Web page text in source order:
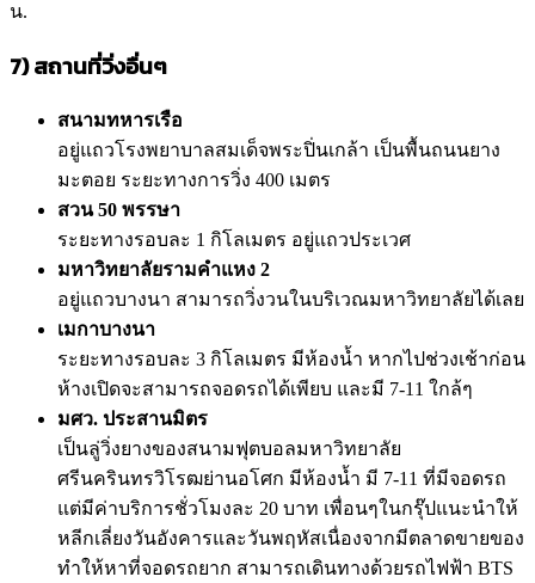
น.
7)สถานที่วิ่งอื่นๆ
สนามทหารเรือ
อยู่แถวโรงพยาบาลสมเด็จพระปิ่นเกล้า เป็นพื้นถนนยาง
มะตอย ระยะทางการวิ่ง 400 เมตร
สวน 50 พรรษา
ระยะทางรอบละ 1 กิโลเมตร อยู่แถวประเวศ
มหาวิทยาลัยรามคำแหง 2
อยู่แถวบางนา สามารถวิ่งวนในบริเวณมหาวิทยาลัยได้เลย
เมกาบางนา
ระยะทางรอบละ 3 กิโลเมตร มีห้องน้ำ หากไปช่วงเช้าก่อน
ห้างเปิดจะสามารถจอดรถได้เพียบ และมี 7-11 ใกล้ๆ
มศว. ประสานมิตร
เป็นลู่วิ่งยางของสนามฟุตบอลมหาวิทยาลัย
ศรีนครินทรวิโรฒย่านอโศก มีห้องน้ำ มี 7-11 ที่มีจอดรถ
แต่มีค่าบริการชั่วโมงละ 20 บาท เพื่อนๆในกรุ๊ปแนะนำให้
หลีกเลี่ยงวันอังคารและวันพฤหัสเนื่องจากมีตลาดขายของ
ทำให้หาที่จอดรถยาก สามารถเดินทางด้วยรถไฟฟ้า BTS